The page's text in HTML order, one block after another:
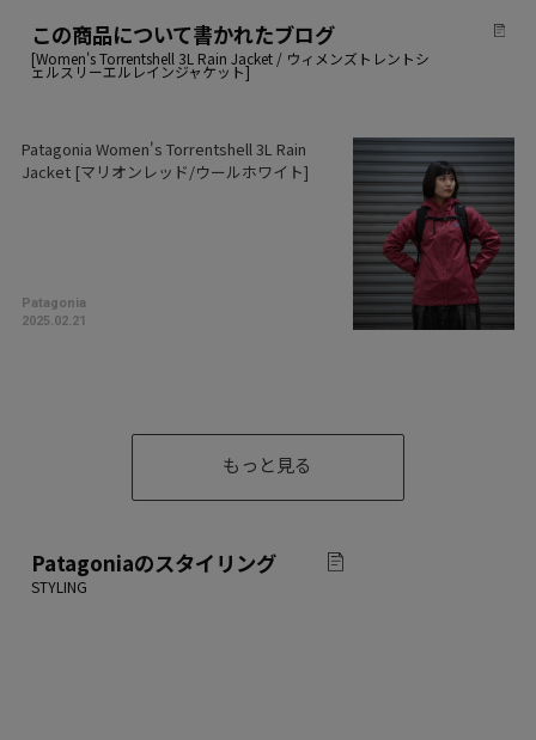
この商品について書かれたブログ
Patagonia Women's Torrentshell 3L Rain
Jacket [マリオンレッド/ウールホワイト]
Patagonia
2025.02.21
もっと見る
Patagoniaのスタイリング